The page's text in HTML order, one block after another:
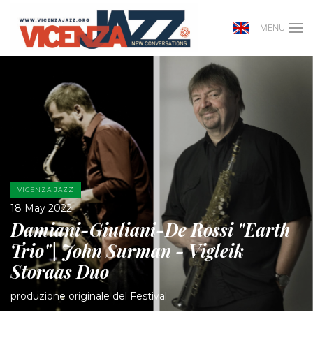
MENU
VICENZA JAZZ
18 May 2022
Damiani-Giuliani-De Rossi "Earth
Trio"| John Surman - Vigleik
Storaas Duo
produzione originale del Festival